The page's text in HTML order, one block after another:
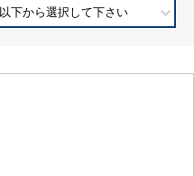
以下から選択して下さい